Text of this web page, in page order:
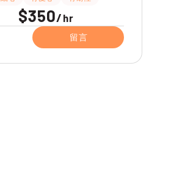
$350/ hr
留言